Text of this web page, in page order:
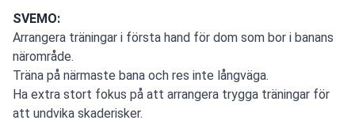
SVEMO:
Arrangera träningar i första hand för dom som bor i banans
närområde.
Träna på närmaste bana och res inte långväga.
Ha extra stort fokus på att arrangera trygga träningar för
att undvika skaderisker.